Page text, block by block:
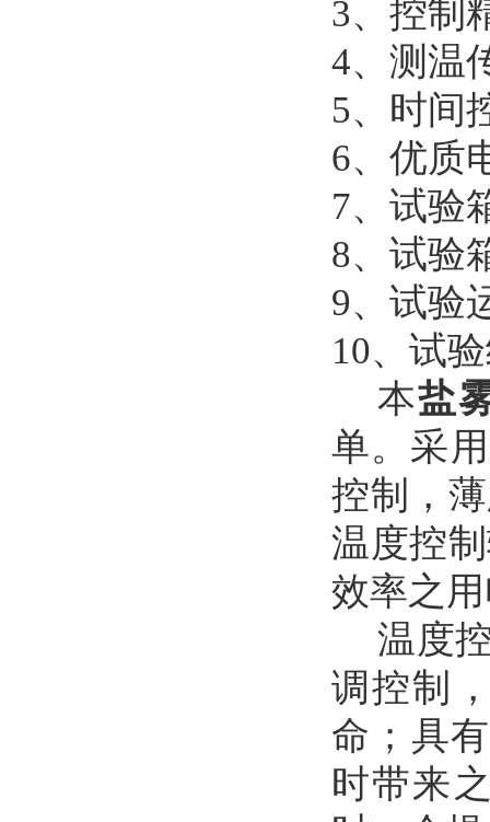
3、 控制
4、 测温
5、 时间
6、 优质
7、 试验
8、 试验
9、 试验
10、 试
本盐
单。 采用
控制，
温度控
效率之
温度
调控制
命；具有
时带来